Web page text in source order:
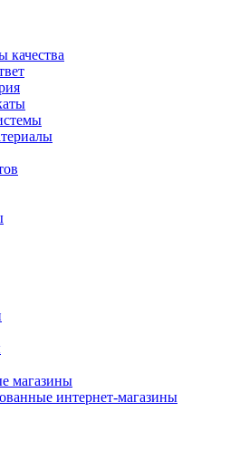
качества
магазины
интернет-магазины